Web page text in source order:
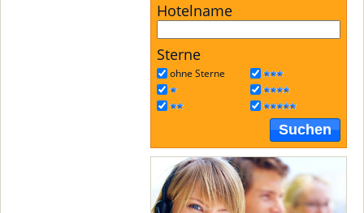
Hotelname
Sterne
ohne Sterne
Suchen